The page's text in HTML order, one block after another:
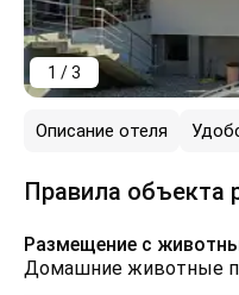
1 / 3
Описание отеля
Правила объекта
Размещение с
Домашние животные